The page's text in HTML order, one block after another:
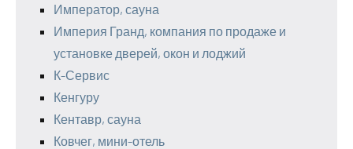
Император, сауна
Империя Гранд, компания по продаже и
установке дверей, окон и лоджий
К-Сервис
Кенгуру
Кентавр, сауна
Ковчег, мини-отель